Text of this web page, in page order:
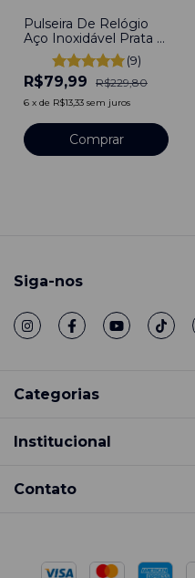
Pulseira De Relógio
Aço Inoxidável Prata -
Silver 22mm Com
Engate Rápido (9)
R$79,99 R$229,80
6 x de R$13,33 sem juros
Comprar
Siga-nos
Categorias
Institucional
Contato